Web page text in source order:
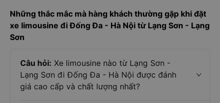
Những thắc mắc mà hàng khách thường gặp khi đặt
xe limousine đi Đống Đa - Hà Nội từ Lạng Sơn - Lạng
Sơn
Câu hỏi: Xe limousine nào từ Lạng Sơn -
Lạng Sơn đi Đống Đa - Hà Nội được đánh
giá cao cấp và chất lượng nhất?